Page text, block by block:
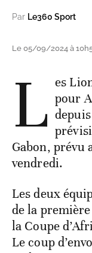
Par Le360 Sport
Le 05/09/2024 à
L es
pour
Gabon, prévu
vendredi.
Les deux
de la
la Coupe
Le coup